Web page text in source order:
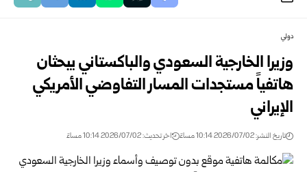
دولي
وزيرا الخارجية السعودي والباكستاني يبحثان
هاتفياً مستجدات المسار التفاوضي الأمريكي
الإيراني
تاريخ النشر: 2026/07/02 10:14 مساءً اخر تحديث: 2026/07/02 10:14 مساءً